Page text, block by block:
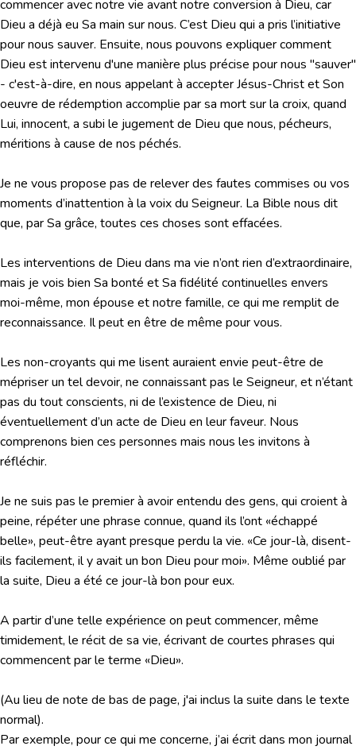
commencer avec notre vie avant notre conversion à Dieu, car
Dieu a déjà eu Sa main sur nous. C’est Dieu qui a pris l’initiative
pour nous sauver. Ensuite, nous pouvons expliquer comment
Dieu est intervenu d'une manière plus précise pour nous "sauver"
- c'est-à-dire, en nous appelant à accepter Jésus-Christ et Son
oeuvre de rédemption accomplie par sa mort sur la croix, quand
Lui, innocent, a subi le jugement de Dieu que nous, pécheurs,
méritions à cause de nos péchés.
Je ne vous propose pas de relever des fautes commises ou vos
moments d’inattention à la voix du Seigneur. La Bible nous dit
que, par Sa grâce, toutes ces choses sont effacées.
Les interventions de Dieu dans ma vie n’ont rien d’extraordinaire,
mais je vois bien Sa bonté et Sa fidélité continuelles envers
moi-même, mon épouse et notre famille, ce qui me remplit de
reconnaissance. Il peut en être de même pour vous.
Les non-croyants qui me lisent auraient envie peut-être de
mépriser un tel devoir, ne connaissant pas le Seigneur, et n’étant
pas du tout conscients, ni de l’existence de Dieu, ni
éventuellement d’un acte de Dieu en leur faveur. Nous
comprenons bien ces personnes mais nous les invitons à
réfléchir.
Je ne suis pas le premier à avoir entendu des gens, qui croient à
peine, répéter une phrase connue, quand ils l’ont «échappé
belle», peut-être ayant presque perdu la vie. «Ce jour-là, disent-
ils facilement, il y avait un bon Dieu pour moi». Même oublié par
la suite, Dieu a été ce jour-là bon pour eux.
A partir d’une telle expérience on peut commencer, même
timidement, le récit de sa vie, écrivant de courtes phrases qui
commencent par le terme «Dieu».
(Au lieu de note de bas de page, j'ai inclus la suite dans le texte
normal).
Par exemple, pour ce qui me concerne, j’ai écrit dans mon journal